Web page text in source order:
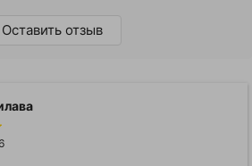
Оставить отзыв